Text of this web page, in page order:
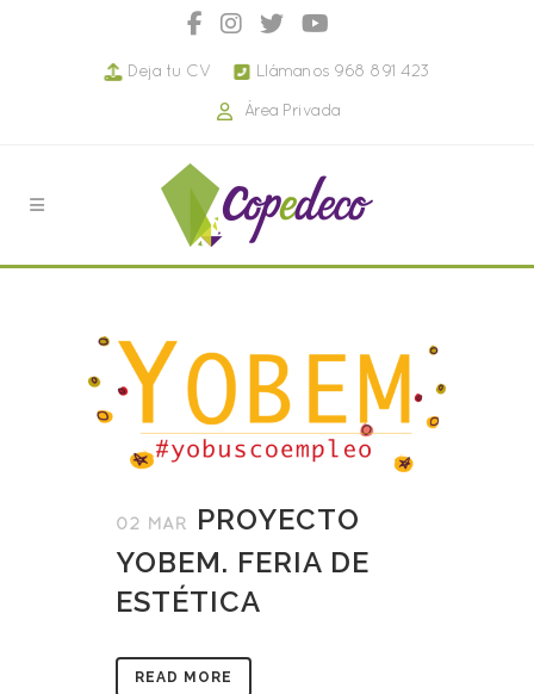
Deja tu CV Llámanos 968 891 423
Área Privada
02 MAR
PROYECTO
YOBEM. FERIA DE
ESTÉTICA
READ MORE